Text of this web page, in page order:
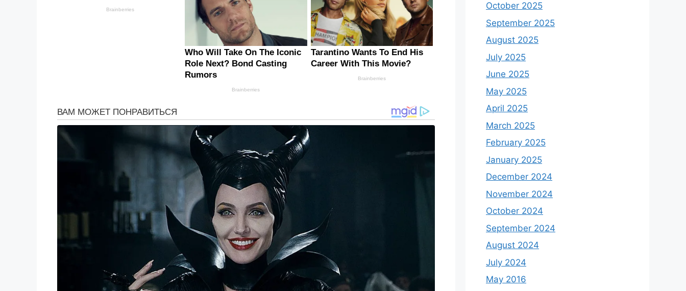
October 2025
September 2025
August 2025
July 2025
June 2025
May 2025
April 2025
March 2025
February 2025
January 2025
December 2024
November 2024
October 2024
September 2024
August 2024
July 2024
May 2016